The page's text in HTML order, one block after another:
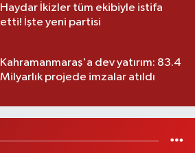
Haydar İkizler tüm ekibiyle istifa
etti! İşte yeni partisi
Kahramanmaraş'a dev yatırım: 83.4
Milyarlık projede imzalar atıldı